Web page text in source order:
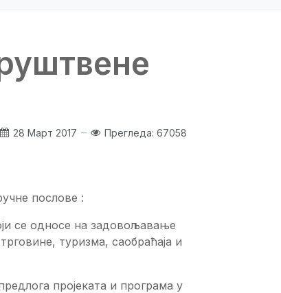
28 Март 2017 Прегледа: 67058
послове :
се односе на задовољавање
туризма, саобраћаја и
пројеката и програма у